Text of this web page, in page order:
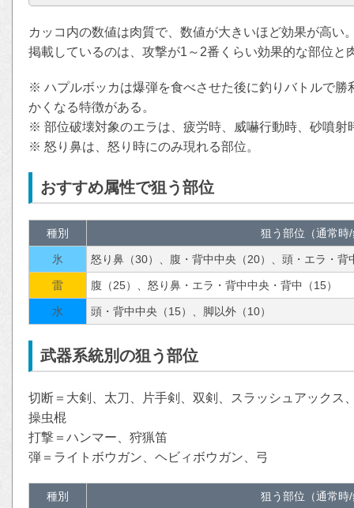
カッコ内の数値は肉質で、数値が大きいほど効果が高い
掲載しているのは、攻撃が1～2番くらい効果的な部位と
※ ハプルボッカは爆弾を食べさせた後に釣りバトルで
かくなる特徴がある。
※ 部位破壊対象のエラは、疲労時、威嚇行動時、砂噴射
※ 怒り鼻は、怒り時にのみ現れる部位。
おすすめ属性で狙う部位
種別 狙う部位（通常時
氷 怒り鼻（30）、腹・背中中央（20）、頭・エラ・背
雷 腹（25）、怒り鼻・エラ・背中中央・背中（15）
水 頭・背中中央（15）、脚以外（10）
武器系統別の狙う部位
切断＝大剣、太刀、片手剣、双剣、スラッシュアックス
操虫棍
打撃＝ハンマー、狩猟笛
弾＝ライトボウガン、ヘビィボウガン、弓
種別 狙う部位（通常時